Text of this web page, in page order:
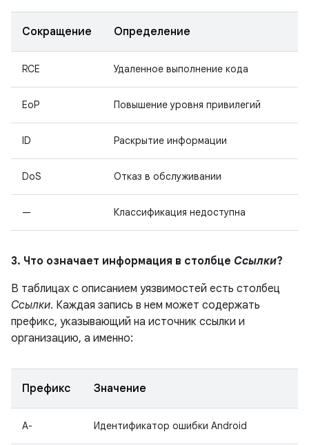
Сокращение Определение
RCE Удаленное выполнение кода
EoP Повышение уровня привилегий
ID Раскрытие информации
DoS Отказ в обслуживании
— Классификация недоступна
3. Что означает информация в столбце Ссылки?
В таблицах с описанием уязвимостей есть столбец
Ссылки. Каждая запись в нем может содержать
префикс, указывающий на источник ссылки и
организацию, а именно:
Префикс Значение
A- Идентификатор ошибки Android